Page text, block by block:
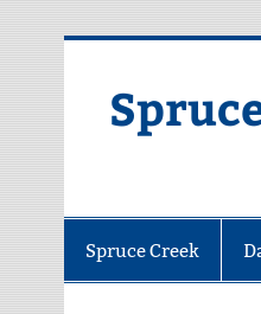
Spruce Creek